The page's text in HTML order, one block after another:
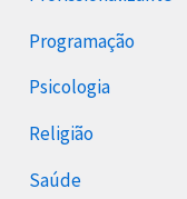
Programação
Psicologia
Religião
Saúde